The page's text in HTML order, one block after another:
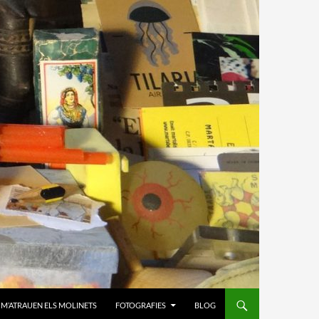
M’ATRAUEN ELS MOLINETS FOTOGRAFIES BLOG